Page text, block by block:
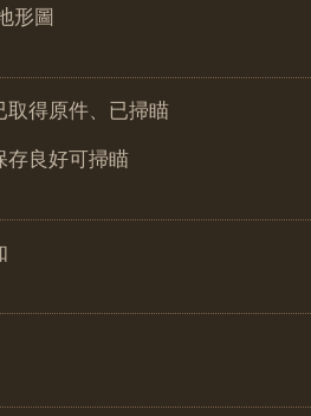
形圖
取得原件、已掃瞄
存良好可掃瞄